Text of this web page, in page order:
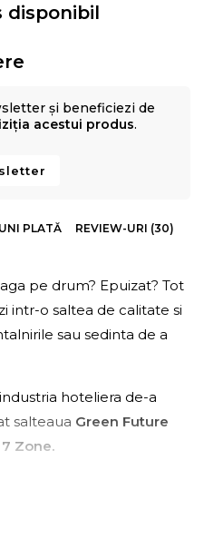
disponibil
și beneficiezi de
acestui produs.
PLATĂ REVIEW-URI (30)
pe drum? Epuizat? Tot
intr-o saltea de calitate si
sau sedinta de a
hoteliera de-a
salteaua Green Future
Zone.